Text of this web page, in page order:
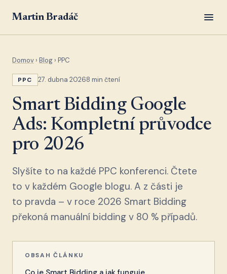
Martin Bradáč
Domov › Blog › PPC
PPC 27. dubna 20268 min čtení
Smart Bidding Google
Ads: Kompletní průvodce
pro 2026
Slyšíte to na každé PPC konferenci. Čtete
to v každém Google blogu. A z části je
to pravda – v roce 2026 Smart Bidding
překoná manuální bidding v 80 % případů.
OBSAH ČLÁNKU